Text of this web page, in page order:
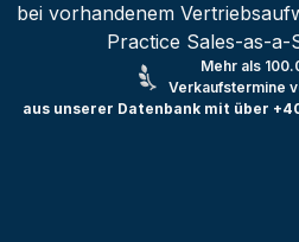
bei vorhandenem
Practice Sales-as-a-
Mehr als
Verkaufstermine
aus unserer Datenbank mit über